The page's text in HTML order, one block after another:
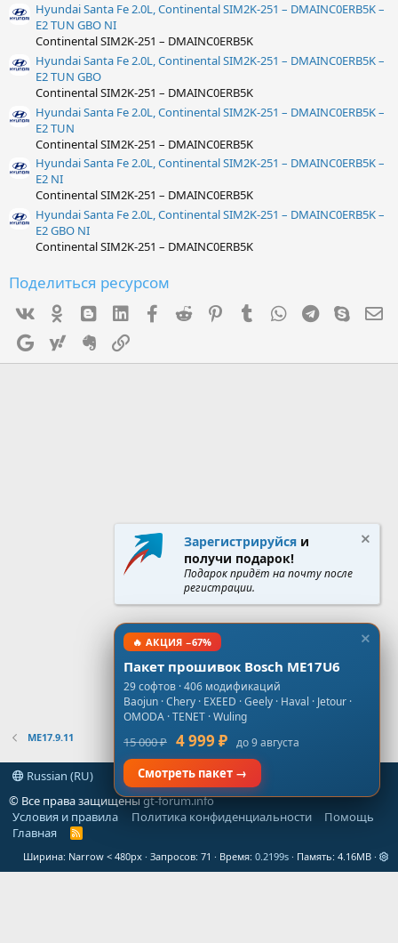
Hyundai Santa Fe 2.0L, Continental SIM2K-251 – DMAINC0ERB5K –
E2 TUN GBO NI
Continental SIM2K-251 – DMAINC0ERB5K
Hyundai Santa Fe 2.0L, Continental SIM2K-251 – DMAINC0ERB5K –
E2 TUN GBO
Continental SIM2K-251 – DMAINC0ERB5K
Hyundai Santa Fe 2.0L, Continental SIM2K-251 – DMAINC0ERB5K –
E2 TUN
Continental SIM2K-251 – DMAINC0ERB5K
Hyundai Santa Fe 2.0L, Continental SIM2K-251 – DMAINC0ERB5K –
E2 NI
Continental SIM2K-251 – DMAINC0ERB5K
Hyundai Santa Fe 2.0L, Continental SIM2K-251 – DMAINC0ERB5K –
E2 GBO NI
Continental SIM2K-251 – DMAINC0ERB5K
Поделиться ресурсом
Ok mes_blogger
Linked InFacebook
Reddit PinterestTumblr WhatsAppTelegram
Skype
Google Yahoo Evernote
ME17.9.11
Russian (RU)
© Все права защищеныgt-forum.info
Условия и правила
Политика конфиденциальности
Помощь
Главная
R
S
Ширина Запросов 71 Время 0.2199s Память 4.16MB
Зарегистрируйся и
получи подарок!
Подарок придёт на почту после
регистрации.
🔥 АКЦИЯ −67%
Пакет прошивок Bosch ME17U6
29 софтов · 406 модификаций
Baojun · Chery · EXEED · Geely · Haval · Jetour ·
OMODA · TENET · Wuling
15 000 ₽ 4 999 ₽ до 9 августа
Смотреть пакет →